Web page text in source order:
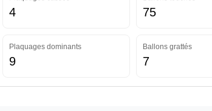
4 75
Plaquages dominants
9
Ballons grattés
7